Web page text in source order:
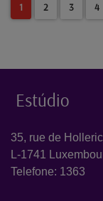
1 2 3 4
Estúdio
35, rue de
L-1741
Telefone: 1363